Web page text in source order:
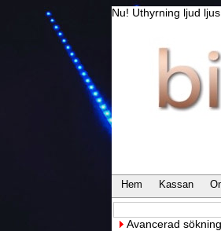
Nu! Uthyrning ljud
Hem Kassan
Avancerad sökning